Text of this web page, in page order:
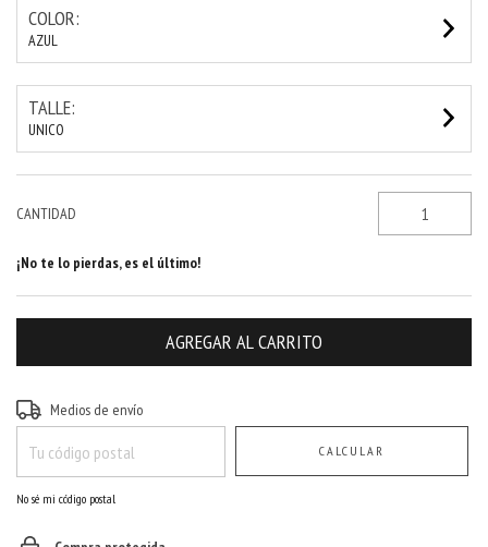
COLOR:
AZUL
TALLE:
UNICO
CANTIDAD
¡No te lo pierdas, es el último!
Entregas para el CP:
Medios de envío
CALCULAR
No sé mi código postal